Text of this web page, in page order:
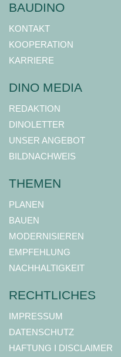
BAUDINO
KONTAKT
KOOPERATION
KARRIERE
DINO MEDIA
REDAKTION
DINOLETTER
UNSER ANGEBOT
BILDNACHWEIS
THEMEN
PLANEN
BAUEN
MODERNISIEREN
EMPFEHLUNG
NACHHALTIGKEIT
RECHTLICHES
IMPRESSUM
DATENSCHUTZ
HAFTUNG I DISCLAIMER